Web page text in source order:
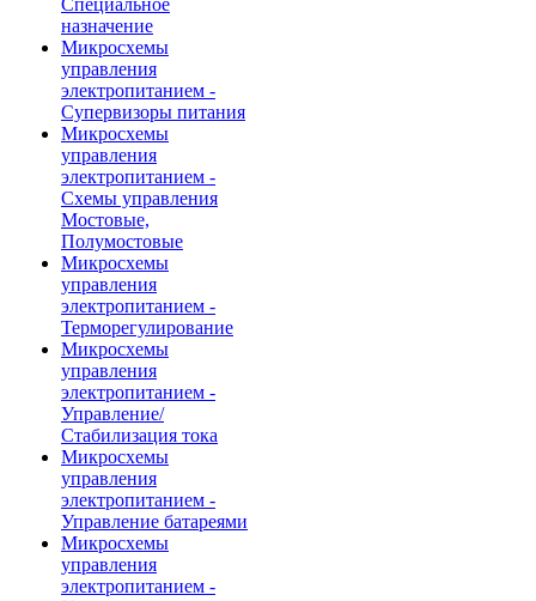
Специальное
назначение
Микросхемы
управления
электропитанием -
Супервизоры питания
Микросхемы
управления
электропитанием -
Схемы управления
Мостовые,
Полумостовые
Микросхемы
управления
электропитанием -
Терморегулирование
Микросхемы
управления
электропитанием -
Управление/
Стабилизация тока
Микросхемы
управления
электропитанием -
Управление батареями
Микросхемы
управления
электропитанием -